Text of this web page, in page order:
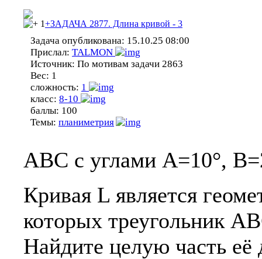
1+ЗАДАЧА 2877. Длина кривой - 3
Задача опубликована: 15.10.25 08:00
Прислал: TALMON
Источник: По мотивам задачи 2863
Вес: 1
сложность: 1
класс: 8-10
баллы: 100
Темы: планиметрия
ABC с углами A=10°,
Кривая L является
которых треугольник
Найдите целую часть